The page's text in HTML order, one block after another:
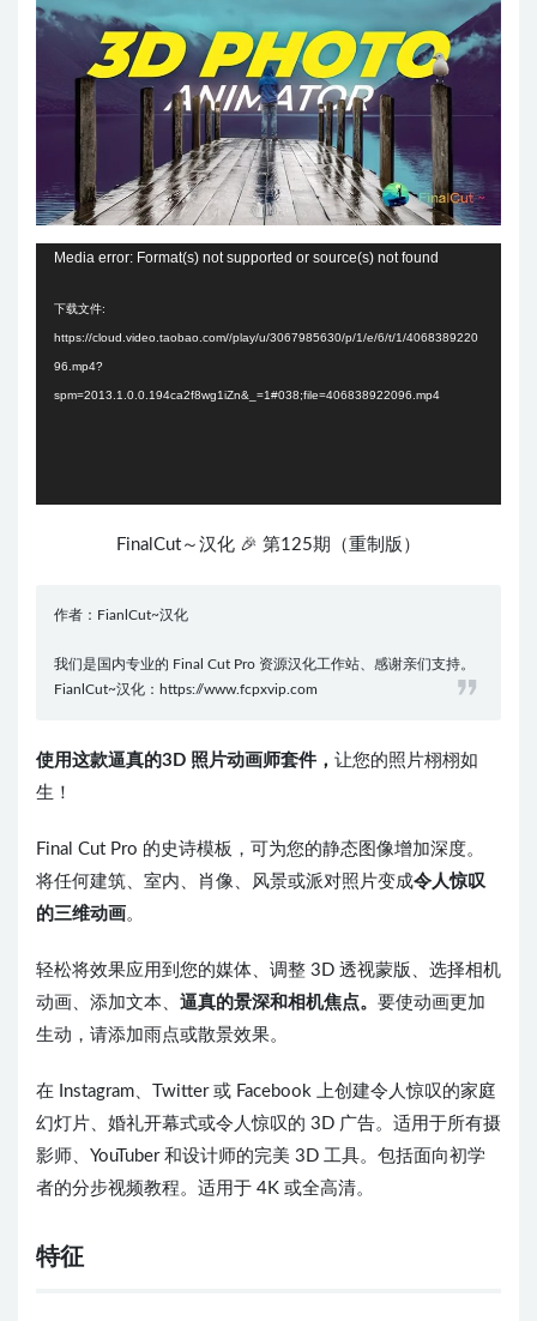
Media error: Format(s) not supported or source(s) not found
下载文件:
https://cloud.video.taobao.com//play/u/3067985630/p/1/e/6/t/1/4068389220
96.mp4?
spm=2013.1.0.0.194ca2f8wg1iZn&_=1#038;file=406838922096.mp4
FinalCut～汉化 🎉 第125期（重制版）
作者：FianlCut~汉化
我们是国内专业的 Final Cut Pro 资源汉化工作站、感谢亲们支持。
FianlCut~汉化：https://www.fcpxvip.com
使用这款逼真的3D 照片动画师套件， 让您的照片栩栩如
生！
Final Cut Pro 的史诗模板，可为您的静态图像增加深度。
将任何建筑、室内、肖像、风景或派对照片变成令人惊叹
的三维动画。
轻松将效果应用到您的媒体、调整 3D 透视蒙版、选择相机
动画、添加文本、 逼真的景深和相机焦点。 要使动画更加
生动，请添加雨点或散景效果。
在 Instagram、Twitter 或 Facebook 上创建令人惊叹的家庭
幻灯片、婚礼开幕式或令人惊叹的 3D 广告。适用于所有摄
影师、YouTuber 和设计师的完美 3D 工具。包括面向初学
者的分步视频教程。适用于 4K 或全高清。
特征